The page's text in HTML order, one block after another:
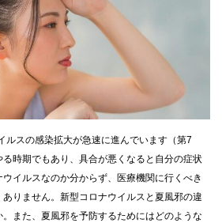
ルスの感染拡大が急速に進んでいます（第7
時期でもあり、具合が悪くなると自分の症状
イルスなのか分からず、医療機関に行くべき
りません。新型コロナウイルスと夏風邪の違
また、夏風邪を予防するためにはどのような